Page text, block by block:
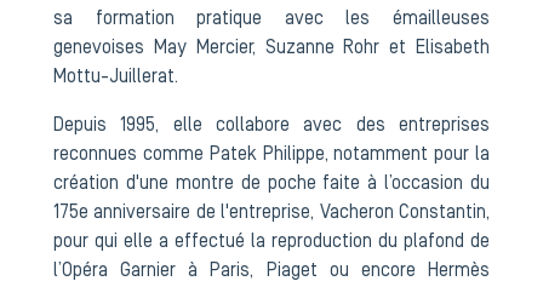
sa formation pratique avec les émailleuses
genevoises May Mercier, Suzanne Rohr et Elisabeth
Mottu-Juillerat.
Depuis 1995, elle collabore avec des entreprises
reconnues comme Patek Philippe, notamment pour la
création d'une montre de poche faite à l’occasion du
175e anniversaire de l'entreprise, Vacheron Constantin,
pour qui elle a effectué la reproduction du plafond de
l’Opéra Garnier à Paris, Piaget ou encore Hermès